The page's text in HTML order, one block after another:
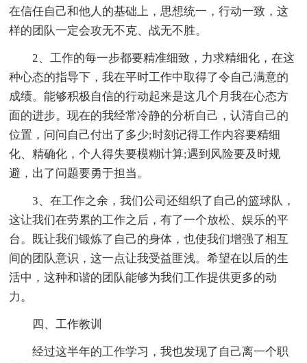
在信任自己和他人的基础上，思想统一，行动一致，这
样的团队一定会攻无不克、战无不胜。
2、工作的每一步都要精准细致，力求精细化，在这
种心态的指导下，我在平时工作中取得了令自己满意的
成绩。能够积极自信的行动起来是这几个月我在心态方
面的进步。现在的我经常冷静的分析自己，认清自己的
位置，问问自己付出了多少;时刻记得工作内容要精细
化、精确化，个人得失要模糊计算;遇到风险要及时规
避，出了问题要勇于担当。
3、在工作之余，我们公司还组织了自己的篮球队，
这让我们在劳累的工作之后，有了一个放松、娱乐的平
台。既让我们锻炼了自己的身体，也使我们增强了相互
间的团队意识，这一点让我受益匪浅。希望在以后的生
活中，这种和谐的团队能够为我们工作提供更多的动
力。
四、工作教训
经过这半年的工作学习，我也发现了自己离一个职